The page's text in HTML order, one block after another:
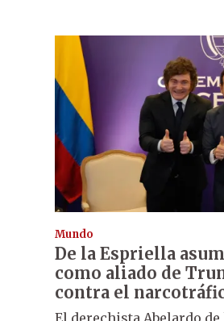
Mundo
De la Espriella
como aliado de
contra el